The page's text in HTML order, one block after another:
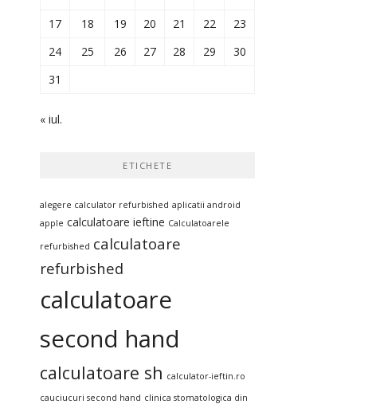
17
18 19 20 21 22
23
24
25 26 27 28 29
30
31
« iul.
ETICHETE
alegere calculator refurbished aplicatii android
apple calculatoare ieftine Calculatoarele
refurbished calculatoare
refurbished
calculatoare
second hand
calculatoare sh calculator-ieftin.ro
cauciucuri second hand clinica stomatologica din